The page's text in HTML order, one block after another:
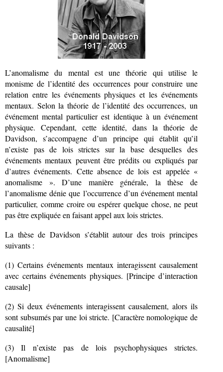
L’anomalisme du mental est une théorie qui utilise le
monisme de l’identité des occurrences pour construire une
relation entre les événements physiques et les événements
mentaux. Selon la théorie de l’identité des occurrences, un
événement mental particulier est identique à un événement
physique. Cependant, cette identité, dans la théorie de
Davidson, s’accompagne d’un principe qui établit qu’il
n’existe pas de lois strictes sur la base desquelles des
événements mentaux peuvent être prédits ou expliqués par
d’autres événements. Cette absence de lois est appelée «
anomalisme ». D’une manière générale, la thèse de
l’anomalisme dénie que l’occurrence d’un événement mental
particulier, comme croire ou espérer quelque chose, ne peut
pas être expliquée en faisant appel aux lois strictes.
La thèse de Davidson s’établit autour des trois principes
suivants :
(1) Certains événements mentaux interagissent causalement
avec certains événements physiques. [Principe d’interaction
causale]
(2) Si deux événements interagissent causalement, alors ils
sont subsumés par une loi stricte. [Caractère nomologique de
causalité]
(3) Il n’existe pas de lois psychophysiques strictes.
[Anomalisme]